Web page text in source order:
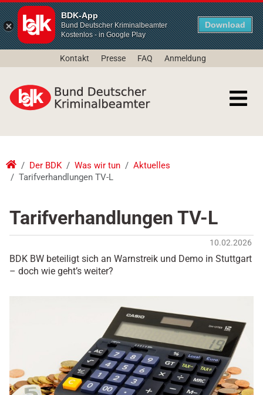
BDK-App
Bund Deutscher Kriminalbeamter
Kostenlos - in Google Play
Download
Kontakt Presse FAQ Anmeldung
Der BDK Was wir tun
Aktuelles
Tarifverhandlungen TV-L
Tarifverhandlungen TV-L
10.02.2026
BDK BW beteiligt sich an Warnstreik und Demo in Stuttgart
– doch wie geht’s weiter?